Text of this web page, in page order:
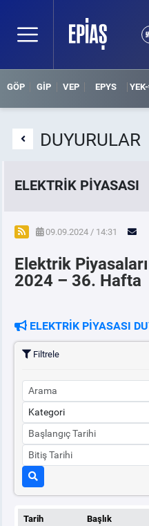
GÖP GİP VEP EPYS
DUYURULAR
ELEKTRİK PİYASASI
SPOT ELEKTRİK
ÖRNEK FİNANS
PİYASAKAYITSÜRECİ
SERBEST TÜKETİCİ
MALİ UZLAŞTIRMA
TEMİNAT
BÜLTENLER
09.09.2024 / 14:31
Elektrik
2024 – 36. Hafta
ELEKTRİK PİYASASI
Filtrele
Tarih Başlık